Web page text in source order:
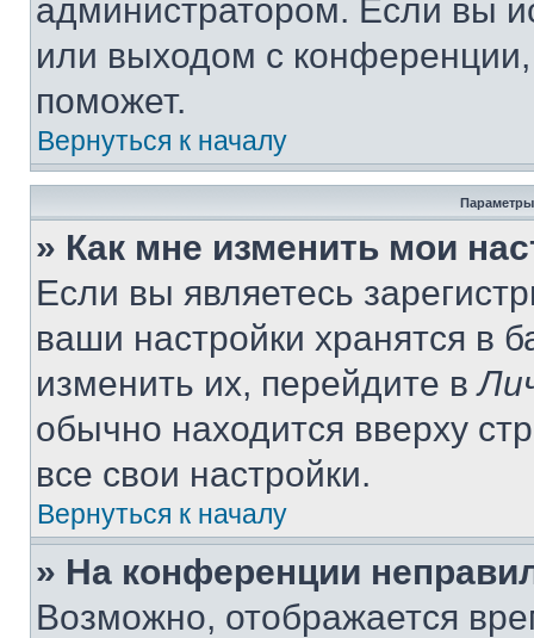
администратором. Если вы
или выходом с
поможет.
Вернуться к началу
Параметры
» Как мне изменить мои
Если вы являетесь
ваши настройки хранятся в
изменить их, перейдите в
обычно находится вверху
все свои настройки.
Вернуться к началу
» На конференции
Возможно, отображается